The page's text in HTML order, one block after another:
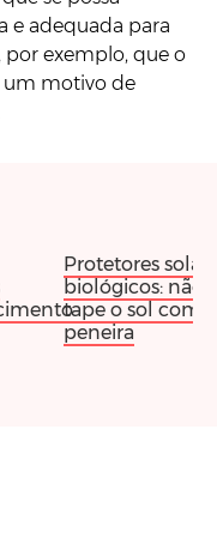
e adequada para
exemplo, que o
um motivo de
Protetores
biológicos: não
tape o sol com a
peneira